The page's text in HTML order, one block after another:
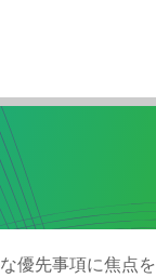
優先事項に焦点